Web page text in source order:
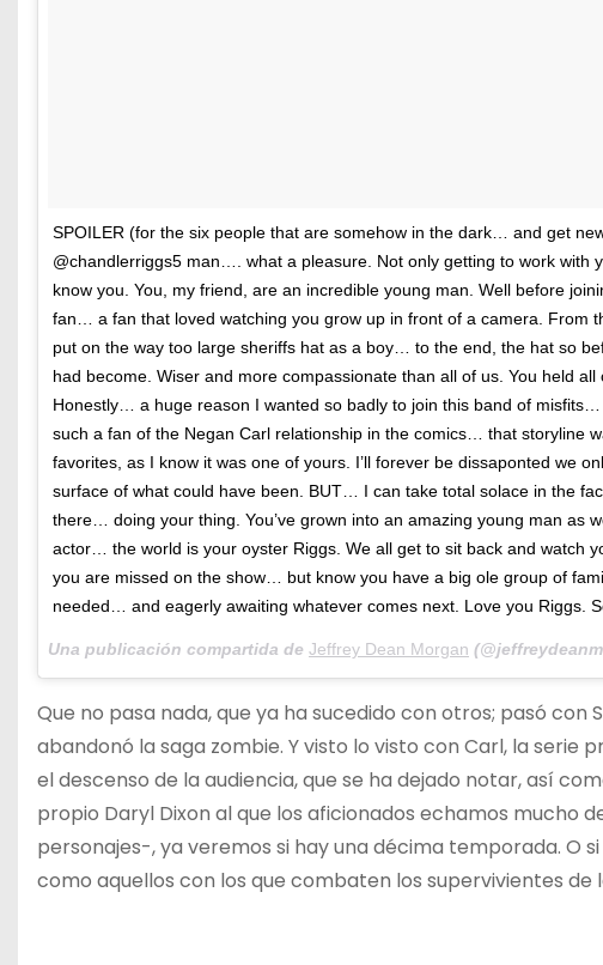
SPOILER (for the six people that are somehow in the dark… and get
@chandlerriggs5 man…. what a pleasure. Not only getting to work with
know you. You, my friend, are an incredible young man. Well before
fan… a fan that loved watching you grow up in front of a camera. From
put on the way too large sheriffs hat as a boy… to the end, the hat so
had become. Wiser and more compassionate than all of us. You held all
Honestly… a huge reason I wanted so badly to join this band of
such a fan of the Negan Carl relationship in the comics… that storyline
favorites, as I know it was one of yours. I’ll forever be dissaponted we
surface of what could have been. BUT… I can take total solace in the
there… doing your thing. You’ve grown into an amazing young man as
actor… the world is your oyster Riggs. We all get to sit back and watch
you are missed on the show… but know you have a big ole group of
needed… and eagerly awaiting whatever comes next. Love you Riggs.
Una publicación compartida de Jeffrey Dean Morgan
Que no pasa nada, que ya ha sucedido con otros; pasó
abandonó la saga zombie. Y visto lo visto con Carl, la serie
el descenso de la audiencia, que se ha dejado notar, así
propio Daryl Dixon al que los aficionados echamos mucho
personajes-, ya veremos si hay una décima temporada. O
como aquellos con los que combaten los supervivientes de